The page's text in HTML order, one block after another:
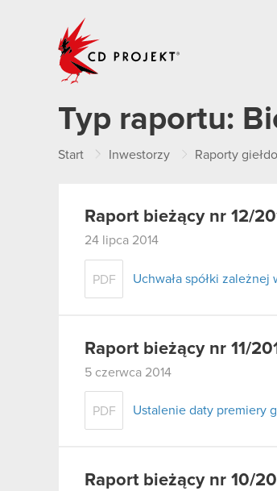
Typ raportu:
Start Inwestorzy Raporty
Raport bieżący nr 12/
24 lipca 2014
PDF Uchwała spółki
Raport bieżący nr 11/
5 czerwca 2014
PDF Ustalenie daty premiery
Raport bieżący nr 10/